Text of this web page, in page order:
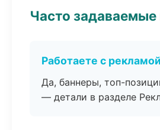
Часто
Работаете с
Да, баннеры, топ-
— детали в разделе